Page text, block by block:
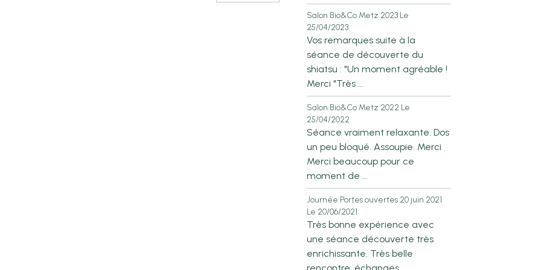
Salon Bio&Co Metz 2023 Le
25/04/2023
Vos remarques suite à la
séance de découverte du
shiatsu : "Un moment agréable !
Merci "Très ...
Salon Bio&Co Metz 2022 Le
25/04/2022
Séance vraiment relaxante. Dos
un peu bloqué. Assoupie. Merci
Merci beaucoup pour ce
moment de ...
Journée Portes ouvertes 20 juin 2021
Le 20/06/2021
Très bonne expérience avec
une séance découverte très
enrichissante. Très belle
rencontre, échanges. ...